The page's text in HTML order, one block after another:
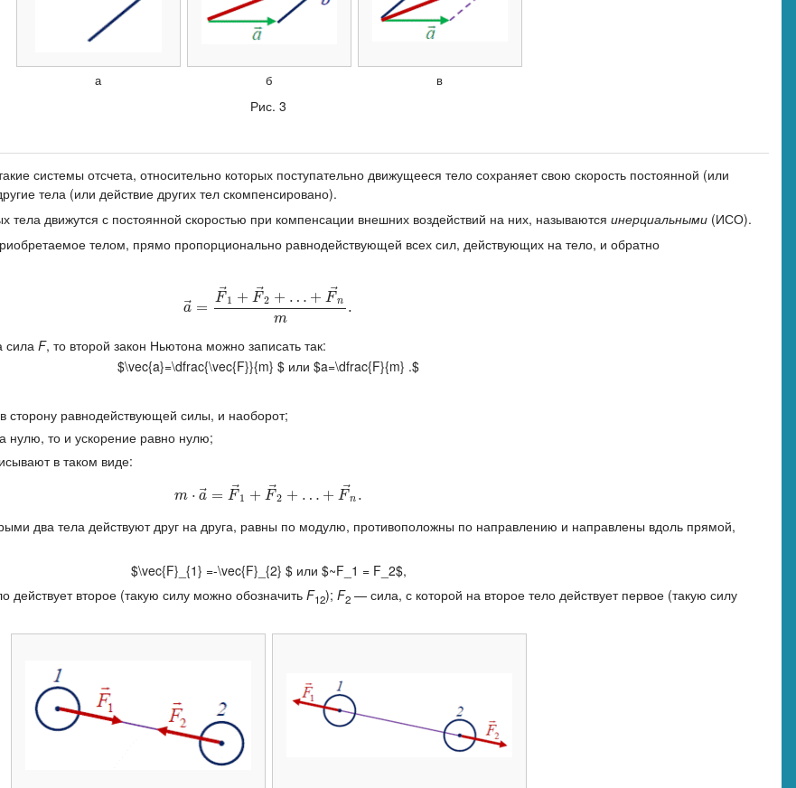
а б в
Рис. 3
системы отсчета, относительно которых поступательно движущееся тело сохраняет свою скорость постоянной (или
тела (или действие других тел скомпенсировано).
тела движутся с постоянной скоростью при компенсации внешних воздействий на них, называются инерциальными (ИСО).
телом, прямо пропорционально равнодействующей всех сил, действующих на тело, и обратно
a =
F ⃗1 + F ⃗
2 + … + F⃗n
m
.
a → =F→1+F→2+…+F→nm.
силаF, то второй закон Ньютона можно записать так:
$\vec{a}=\dfrac{\vec{F}}{m} $ или $a=\dfrac{F}{m} .$
сторону равнодействующей силы, и наоборот;
нулю, то и ускорение равно нулю;
в таком виде:
m ⋅ a = F ⃗1 + F ⃗
2 + … + F⃗n .
m ⋅a →=F→ 1+ F→ 2+ …+F→n.
два тела действуют друг на друга, равны по модулю, противоположны по направлению и направлены вдоль прямой,
$\vec{F}_{1} =-\vec{F}_{2} $ или $~F_1 = F_2$,
действует второе (такую силу можно обозначить F12); F2 — сила, с которой на второе тело действует первое (такую силу